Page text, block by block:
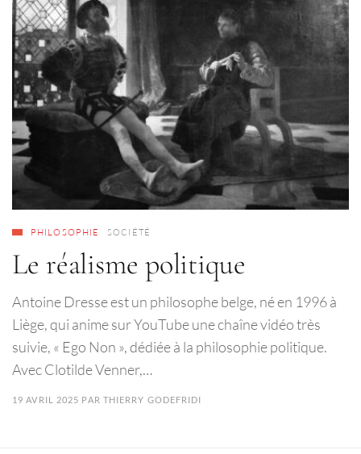
PHILOSOPHIE SOCIÉTÉ
Le réalisme politique
Antoine Dresse est un philosophe belge, né en 1996 à
Liège, qui anime sur YouTube une chaîne vidéo très
suivie, « Ego Non », dédiée à la philosophie politique.
Avec Clotilde Venner,…
19 AVRIL 2025 PAR THIERRY GODEFRIDI